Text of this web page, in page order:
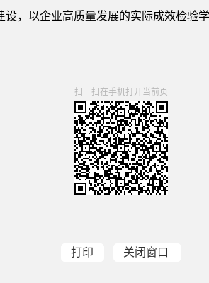
，以企业高质量发展的实际成效检验学
扫一扫在手机打开当前页
打印 关闭窗口